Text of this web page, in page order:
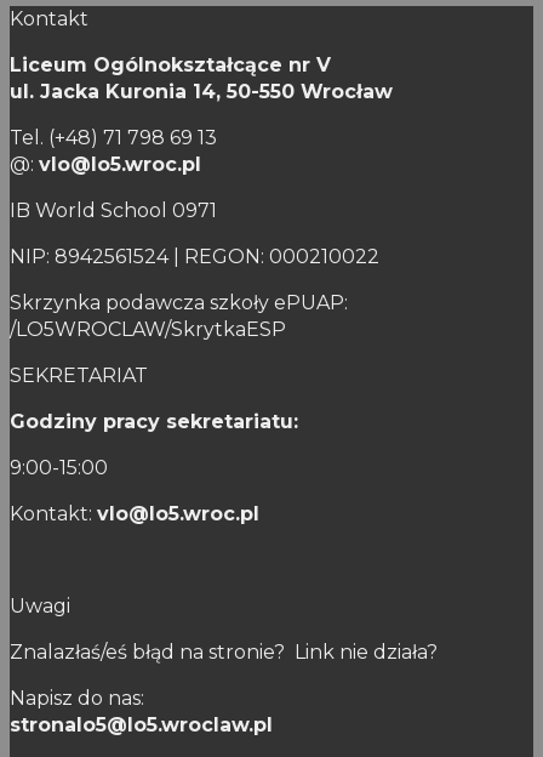
Kontakt
Liceum Ogólnokształcące nr V
ul. Jacka Kuronia 14, 50-550 Wrocław
Tel. (+48) 71 798 69 13
@: vlo@lo5.wroc.pl
IB World School 0971
NIP: 8942561524 | REGON: 000210022
Skrzynka podawcza szkoły ePUAP:
/LO5WROCLAW/SkrytkaESP
SEKRETARIAT
Godziny pracy sekretariatu:
9:00-15:00
Kontakt: vlo@lo5.wroc.pl
Uwagi
Znalazłaś/eś błąd na stronie? Link nie działa?
Napisz do nas:
stronalo5@lo5.wroclaw.pl